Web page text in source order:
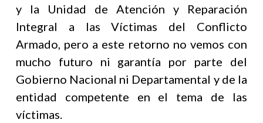
y la Unidad de Atención y Reparación
Integral a las Víctimas del Conflicto
Armado, pero a este retorno no vemos con
mucho futuro ni garantía por parte del
Gobierno Nacional ni Departamental y de la
entidad competente en el tema de las
víctimas.